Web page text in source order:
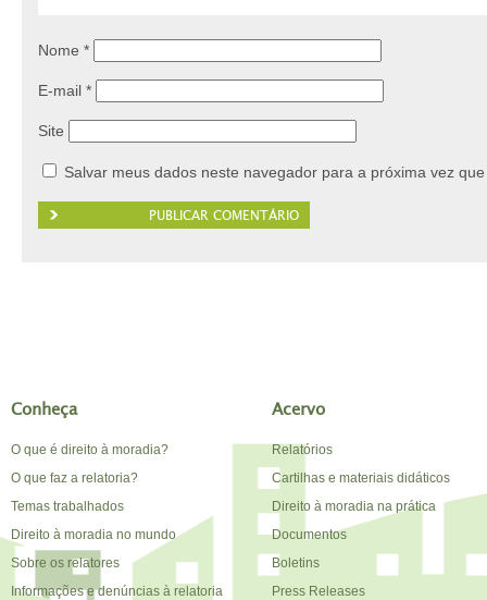
Nome *
E-mail *
Site
Salvar meus dados neste navegador para a próxima vez
Conheça
O que é direito à moradia?
O que faz a relatoria?
Temas trabalhados
Direito à moradia no mundo
Sobre os relatores
Informações e denúncias à relatoria
Acervo
Relatórios
Cartilhas e materiais didáticos
Direito à moradia na prática
Documentos
Boletins
Press Releases